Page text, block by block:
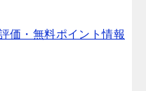
価・無料ポイント情報